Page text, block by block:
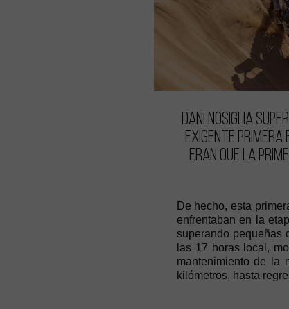
Dani Nosiglia
exigente primera
eran que la
De hecho, esta
enfrentaban en la
superando pequeñas
las 17 horas local,
mantenimiento de la
kilómetros, hasta